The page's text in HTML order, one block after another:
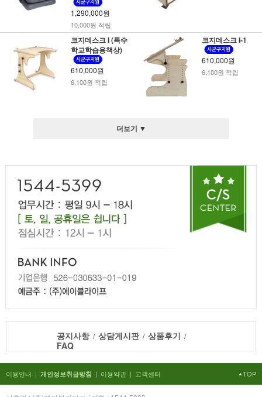
1,290,000원
10,000원 적립
코지데스크 I (특수
학교학습용책상)
610,000원
6,100원 적립
코지데스크 I-1
610,000원
6,100원 적립
더보기 ▼
공지사항/ 상담게시판/ 상품후기 /
FAQ
이용안내 | 개인정보취급방침 | 이용약관 | 고객센터 TOP